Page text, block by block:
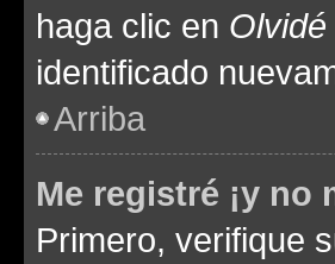
haga clic en
identificado
Arriba
Me registré ¡y
Primero, verifique